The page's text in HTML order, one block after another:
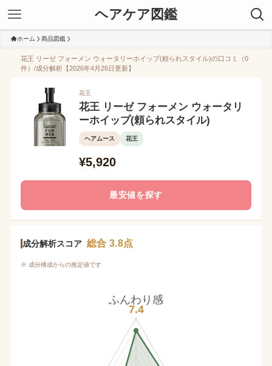
ヘアケア図鑑
ホーム 商品図鑑
花王 リーゼ フォーメン ウォータリーホイップ(頼られスタイル)の口コミ（0
件）/成分解析【2026年4月26日更新】
花王
花王 リーゼ フォーメン ウォータリ
ーホイップ(頼られスタイル)
ヘアムース 花王
¥5,920
最安値を探す
成分解析スコア 総合 3.8点
※ 成分構成からの推定値です
ふんわり感
7.4